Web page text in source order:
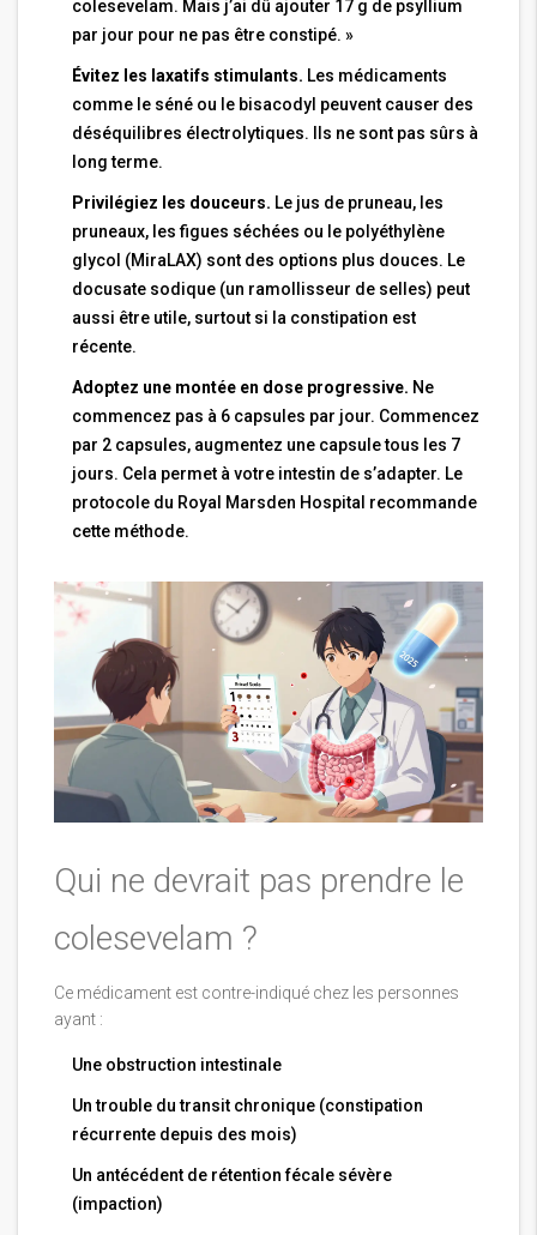
colesevelam. Mais j’ai dû ajouter 17 g de psyllium
par jour pour ne pas être constipé. »
Évitez les laxatifs stimulants. Les médicaments
comme le séné ou le bisacodyl peuvent causer des
déséquilibres électrolytiques. Ils ne sont pas sûrs à
long terme.
Privilégiez les douceurs. Le jus de pruneau, les
pruneaux, les figues séchées ou le polyéthylène
glycol (MiraLAX) sont des options plus douces. Le
docusate sodique (un ramollisseur de selles) peut
aussi être utile, surtout si la constipation est
récente.
Adoptez une montée en dose progressive. Ne
commencez pas à 6 capsules par jour. Commencez
par 2 capsules, augmentez une capsule tous les 7
jours. Cela permet à votre intestin de s’adapter. Le
protocole du Royal Marsden Hospital recommande
cette méthode.
Qui ne devrait pas prendre le
colesevelam ?
Ce médicament est contre-indiqué chez les personnes
ayant :
Une obstruction intestinale
Un trouble du transit chronique (constipation
récurrente depuis des mois)
Un antécédent de rétention fécale sévère
(impaction)